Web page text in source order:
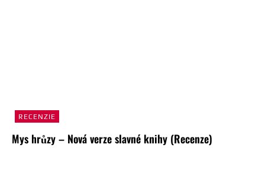
RECENZIE
Mys hrůzy – Nová verze slavné knihy (Recenze)